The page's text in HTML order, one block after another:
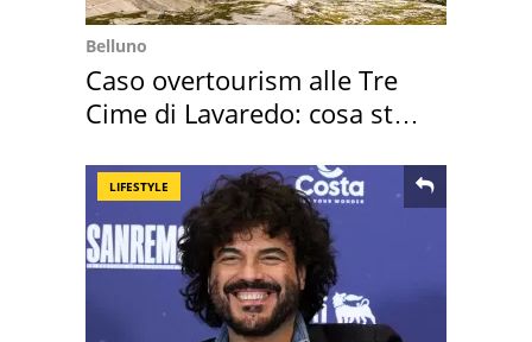
Belluno
Caso overtourism alle Tre
Cime di Lavaredo: cosa sta
LIFESTYLE